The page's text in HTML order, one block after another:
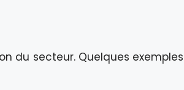
du secteur. Quelques exemples